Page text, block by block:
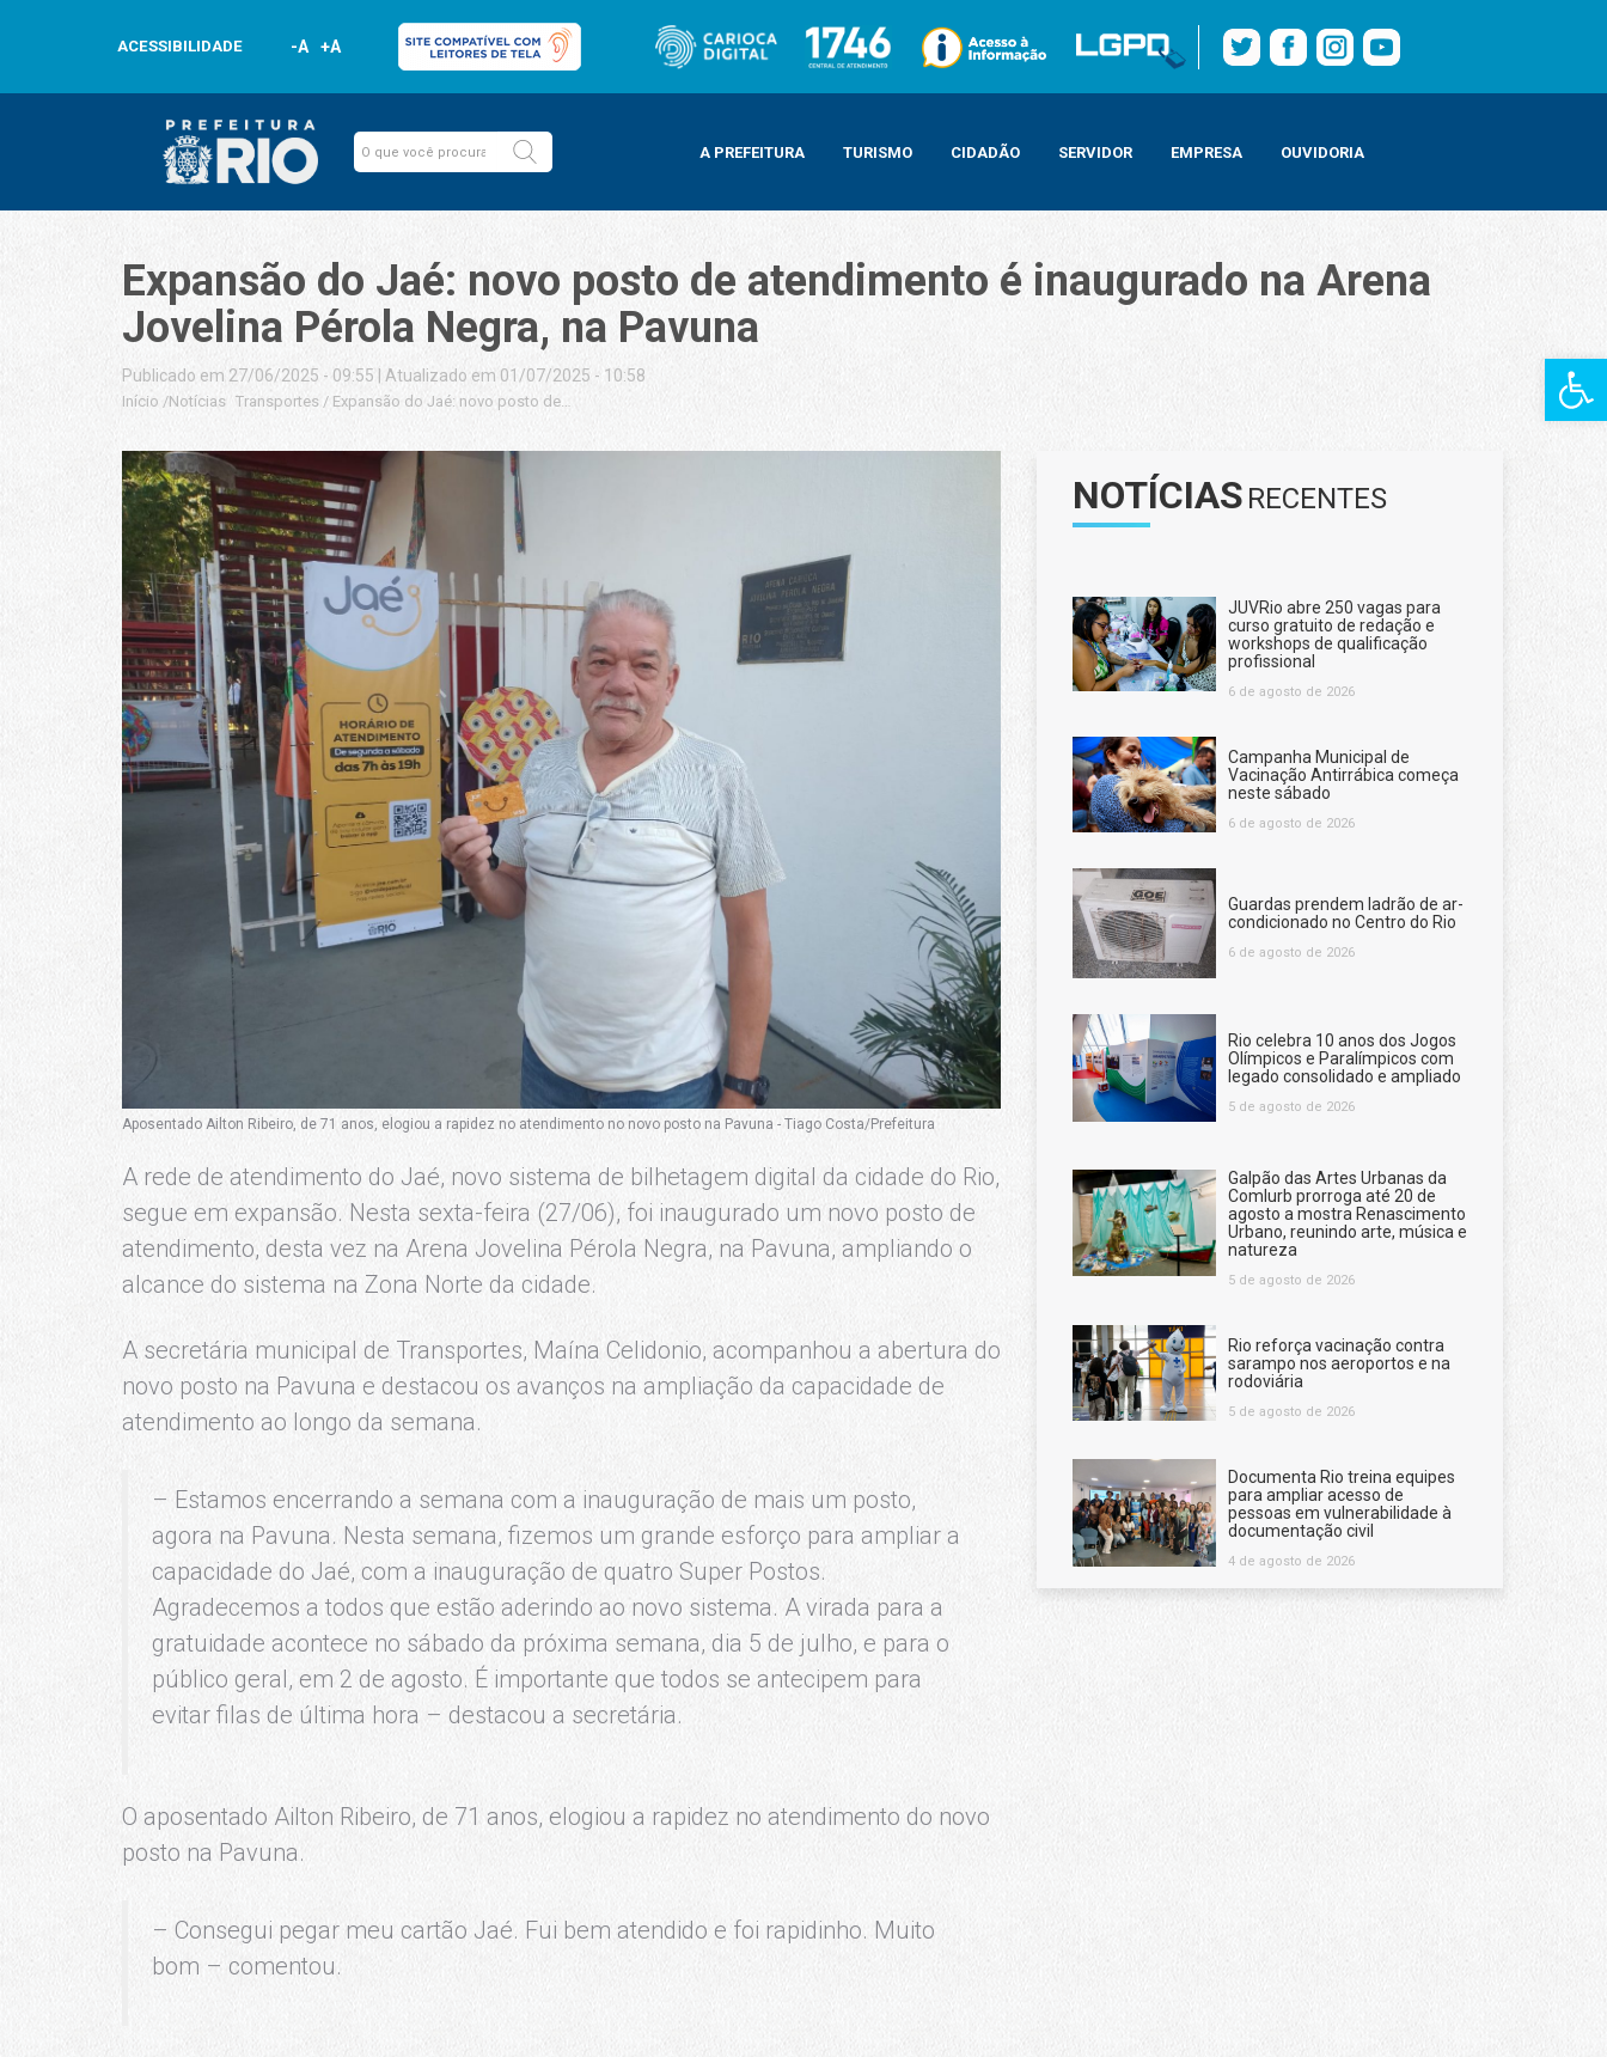
Barra de
ACESSIBILIDADE -A +A
A PREFEITURA TURISMO CIDADÃO SERVIDOR EMPRESA OUVIDORIA
Expansão do Jaé: novo posto de atendimento é inaugurado na Arena
Jovelina Pérola Negra, na Pavuna
Publicado em 27/06/2025 - 09:55 Atualizado em 01/07/2025 - 10:58
Início /Notícias Transportes / Expansão do Jaé: novo posto de atendimento é inaugurado na Arena Jovelina Pérola Negra, na Pavuna
Aposentado Ailton Ribeiro, de 71 anos, elogiou a rapidez no atendimento no novo posto na Pavuna - Tiago Costa/Prefeitura
A rede de atendimento do Jaé, novo sistema de bilhetagem digital da cidade do Rio,
segue em expansão. Nesta sexta-feira (27/06), foi inaugurado um novo posto de
atendimento, desta vez na Arena Jovelina Pérola Negra, na Pavuna, ampliando o
alcance do sistema na Zona Norte da cidade.
A secretária municipal de Transportes, Maína Celidonio, acompanhou a abertura do
novo posto na Pavuna e destacou os avanços na ampliação da capacidade de
atendimento ao longo da semana.
– Estamos encerrando a semana com a inauguração de mais um posto,
agora na Pavuna. Nesta semana, fizemos um grande esforço para ampliar a
capacidade do Jaé, com a inauguração de quatro Super Postos.
Agradecemos a todos que estão aderindo ao novo sistema. A virada para a
gratuidade acontece no sábado da próxima semana, dia 5 de julho, e para o
público geral, em 2 de agosto. É importante que todos se antecipem para
evitar filas de última hora – destacou a secretária.
O aposentado Ailton Ribeiro, de 71 anos, elogiou a rapidez no atendimento do novo
posto na Pavuna.
– Consegui pegar meu cartão Jaé. Fui bem atendido e foi rapidinho. Muito
bom – comentou.
NOTÍCIAS RECENTES
JUVRio abre 250 vagas para
curso gratuito de redação e
workshops de qualificação
profissional
6 de agosto de 2026
Campanha Municipal de
Vacinação Antirrábica começa
neste sábado
6 de agosto de 2026
Guardas prendem ladrão de ar-
condicionado no Centro do Rio
6 de agosto de 2026
Rio celebra 10 anos dos Jogos
Olímpicos e Paralímpicos com
legado consolidado e ampliado
5 de agosto de 2026
Galpão das Artes Urbanas da
Comlurb prorroga até 20 de
agosto a mostra Renascimento
Urbano, reunindo arte, música e
natureza
5 de agosto de 2026
Rio reforça vacinação contra
sarampo nos aeroportos e na
rodoviária
5 de agosto de 2026
Documenta Rio treina equipes
para ampliar acesso de
pessoas em vulnerabilidade à
documentação civil
4 de agosto de 2026